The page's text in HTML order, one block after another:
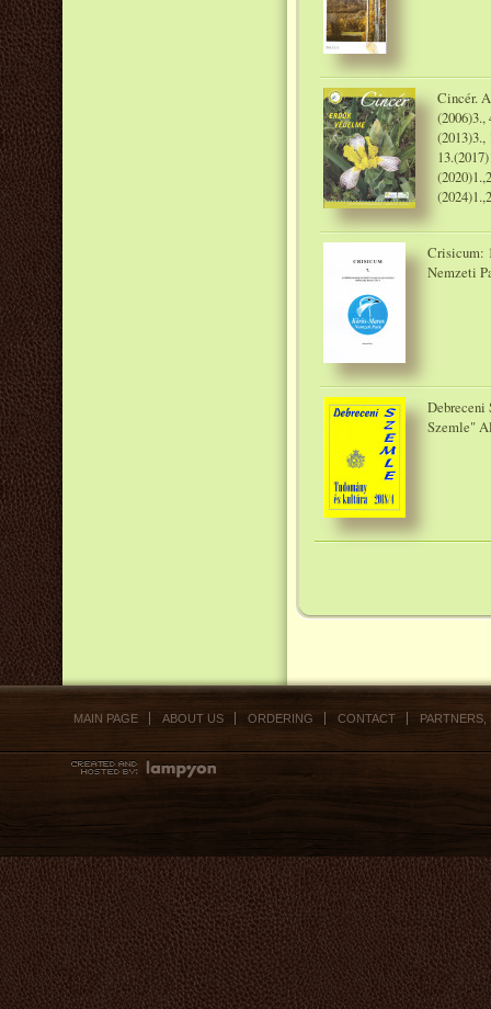
Cincér.
(2006)3.,
(2013)3.,
Crisicum:
Nemzeti
Debreceni
Szemle"
MAIN PAGE ABOUT US ORDERING CONTACT PARTNERS,